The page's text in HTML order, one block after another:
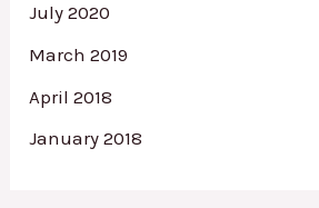
July 2020
March 2019
April 2018
January 2018